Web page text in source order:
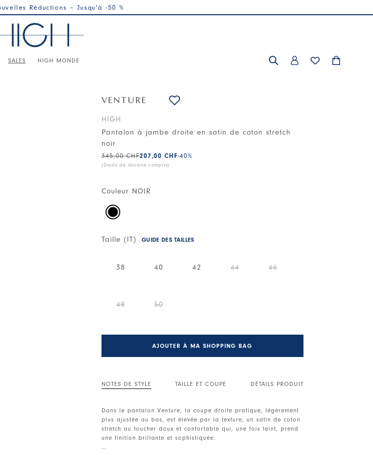
Réductions – Jusqu'à -50 %
SALES HIGH MONDE
VENTURE
HIGH
Pantalon à jambe droite en satin de coton stretch
noir
207,00 CHF
345,00 CHF -40%
(Droits de douane compris)
Couleur NOIR
Taille (IT) GUIDE DES TAILLES
38 40 42 44 46
48 50
AJOUTER À MA SHOPPING BAG
NOTES DE STYLE TAILLE ET COUPE DÉTAILS PRODUIT
Dans le pantalon Venture, la coupe droite pratique, légèrement
plus ajustée au bas, est élevée par la texture, un satin de coton
stretch au toucher doux et confortable qui, une fois teint, prend
une finition brillante et sophistiquée.